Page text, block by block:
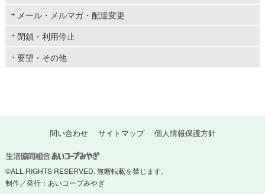
メール・メルマガ・配達変更
閉鎖・利用停止
要望・その他
問い合わせ サイトマップ 個人情報保護方針
©ALL RIGHTS RESERVED. 無断転載を禁じます。
制作／発行：あいコープみやぎ